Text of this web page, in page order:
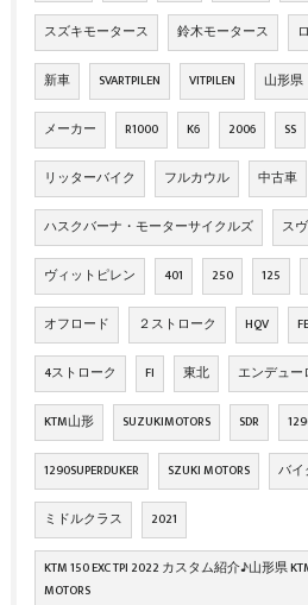
スズキモータース 鈴木モータース
新車 SVARTPILEN VITPILEN 山形県
メーカー R1000 K6 2006 SS
リッターバイク フルカウル 中古車
ハスクバーナ・モーターサイクルズ ス
ヴィットピレン 401 250 125
オフロード ２ストローク HQV
4ストローク FI 東北 エンデュー
KTM山形 SUZUKIMOTORS SDR
1290SUPERDUKER SZUKI MOTORS バイ
ミドルクラス 2021
KTM 150 EXC TPI 2022 カスタム紹介♪山形県
MOTORS